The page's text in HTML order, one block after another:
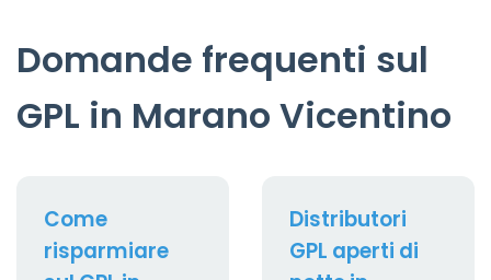
Domande frequenti sul
GPL in Marano Vicentino
Come
risparmiare
Distributori
GPL aperti di